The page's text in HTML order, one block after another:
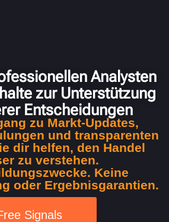
Analysten
zur Unterstützung
Entscheidungen
zu Markt-Updates,
und transparenten
dir helfen, den Handel
zu verstehen.
Keine
oder Ergebnisgarantien.
Signals